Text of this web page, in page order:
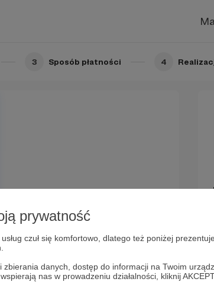
prywatność
czuł się komfortowo, dlatego też poniżej
danych, dostęp do informacji na Twoim
nas w prowadzeniu działalności, kliknij
3 Sposób płatności 4